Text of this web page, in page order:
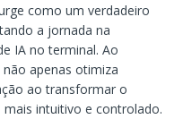
como um verdadeiro
a jornada na
IA no terminal. Ao
apenas otimiza
ao transformar o
intuitivo e controlado.